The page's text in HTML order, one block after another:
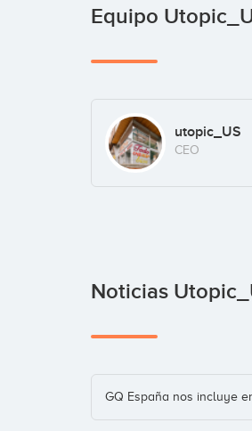
Equipo
utopic_US
CEO
Noticias
GQ España nos incluye